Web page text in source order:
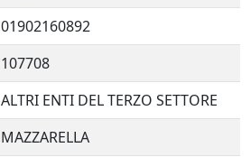
01902160892
107708
ALTRI ENTI DEL TERZO SETTORE
MAZZARELLA